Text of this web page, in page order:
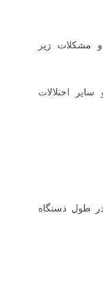
و مشکلات زیر
اختلالات
طول دستگاه